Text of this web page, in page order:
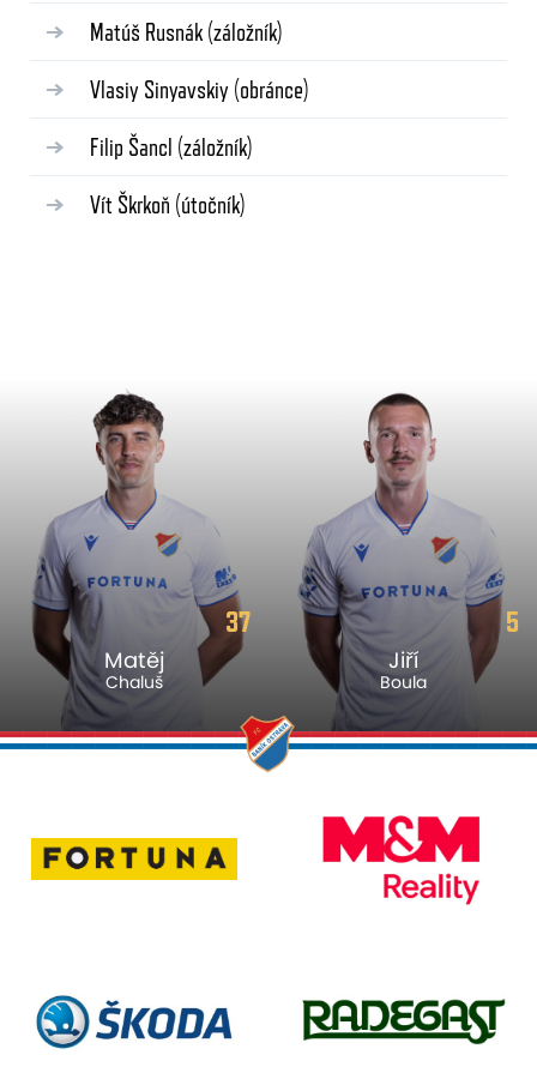
Matúš Rusnák (záložník)
Vlasiy Sinyavskiy (obránce)
Filip Šancl (záložník)
Vít Škrkoň (útočník)
37
Matěj
Chaluš
5
Jiří
Boula